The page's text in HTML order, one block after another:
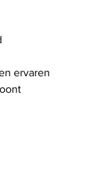
ervaren